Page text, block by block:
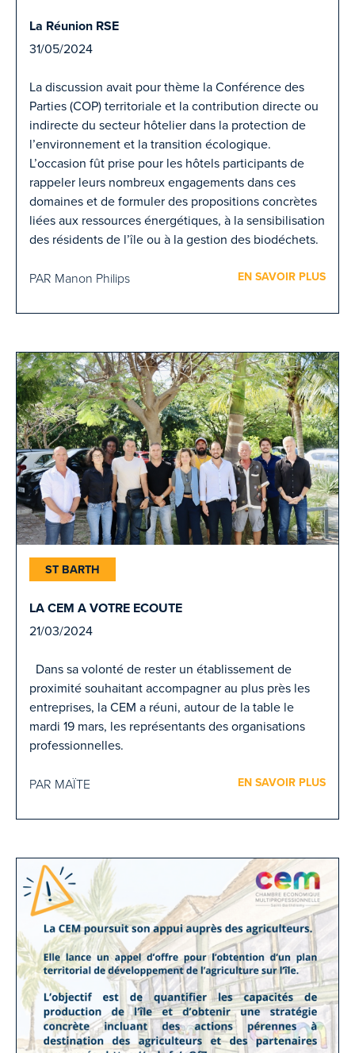
La Réunion RSE
31/05/2024
La discussion avait pour thème la Conférence des
Parties (COP) territoriale et la contribution directe ou
indirecte du secteur hôtelier dans la protection de
l’environnement et la transition écologique.
L’occasion fût prise pour les hôtels participants de
rappeler leurs nombreux engagements dans ces
domaines et de formuler des propositions concrètes
liées aux ressources énergétiques, à la sensibilisation
des résidents de l’île ou à la gestion des biodéchets.
PAR Manon Philips EN SAVOIR PLUS
ST BARTH
LA CEM A VOTRE ECOUTE
21/03/2024
Dans sa volonté de rester un établissement de
proximité souhaitant accompagner au plus près les
entreprises, la CEM a réuni, autour de la table le
mardi 19 mars, les représentants des organisations
professionnelles.
PAR MAÏTE EN SAVOIR PLUS